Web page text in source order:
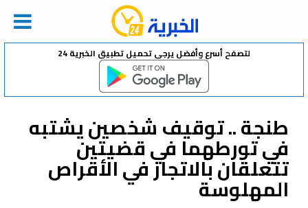
Skip
لتصفح أسرع وأفضل يرجى تحميل تطبيق الخبرية 24
طنجة .. توقيف شخصين يشتبه
في تورطهما في قضيتين
تتعلقان بالاتجار في الأقراص
المهلوسة